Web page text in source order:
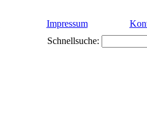
Impressum
Schnellsuche: